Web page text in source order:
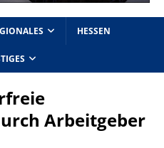
HESSEN
Arbeitgeber